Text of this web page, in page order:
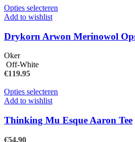
gekozen
de
Opties selecteren
meerdere
variaties.
op
productpagina
Add to wishlist
Drykorn Arwon Merinowol
Oker
Off-White
€119.95
Opties selecteren
meerdere
variaties.
Add to wishlist
Thinking Mu Esque Aaron Tee
€54.90